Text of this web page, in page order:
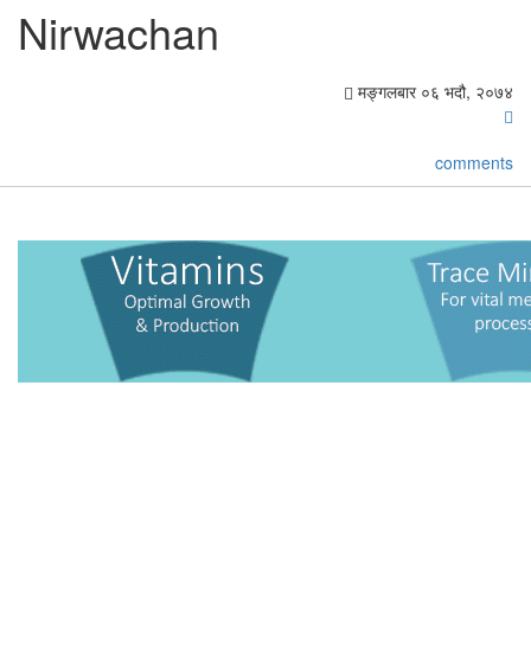
Nirwachan
मङ्गलबार ०६ भदौ, २०७४
comments